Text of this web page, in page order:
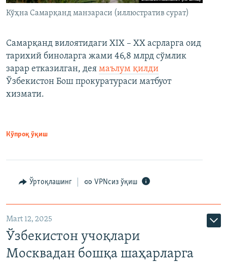
Кўҳна Самарқанд манзараси (иллюстратив сурат)
Самарқанд вилоятидаги XIX – XX асрларга оид
тарихий биноларга жами 46,8 млрд сўмлик
зарар етказилган, дея маълум қилди
Ўзбекистон Бош прокуратураси матбуот
хизмати.
Кўпроқ ўқиш
Ўртоқлашинг VPNсиз ўқиш
Mart 12, 2025
Ўзбекистон учоқлари
Москвадан бошқа шаҳарларга